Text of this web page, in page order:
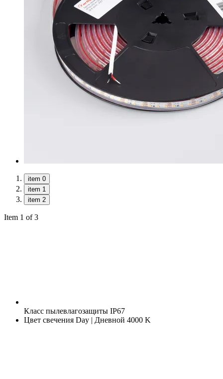
item 0
item 1
item 2
Item 1 of 3
Класс пылевлагозащиты IP67
Цвет свечения Day | Дневной 4000 K